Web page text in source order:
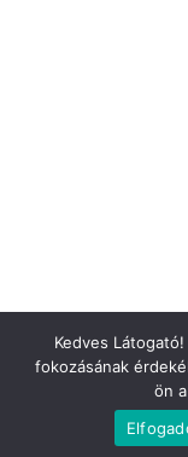
Kedves
fokozásának
ön